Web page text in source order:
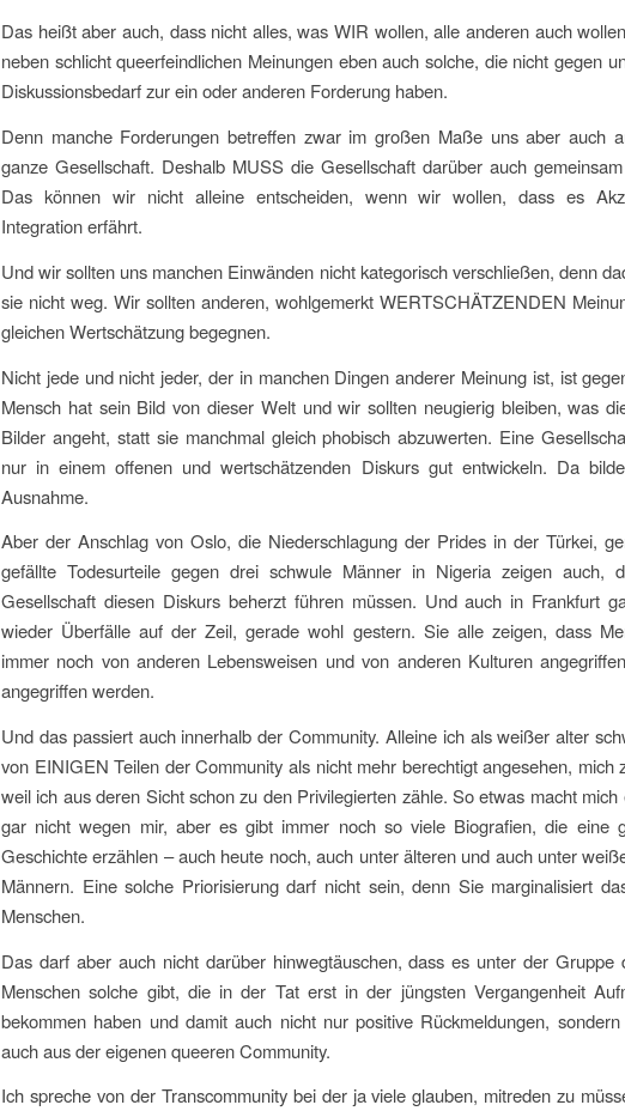
Das heißt aber auch, dass nicht alles, was WIR wollen, alle anderen auch
neben schlicht queerfeindlichen Meinungen eben auch solche, die nicht gegen
Diskussionsbedarf zur ein oder anderen Forderung haben.
Denn manche Forderungen betreffen zwar im großen Maße uns aber auch
ganze Gesellschaft. Deshalb MUSS die Gesellschaft darüber auch
Das können wir nicht alleine entscheiden, wenn wir wollen, dass es
Integration erfährt.
Und wir sollten uns manchen Einwänden nicht kategorisch verschließen, denn
sie nicht weg. Wir sollten anderen, wohlgemerkt WERTSCHÄTZENDEN
gleichen Wertschätzung begegnen.
Nicht jede und nicht jeder, der in manchen Dingen anderer Meinung ist, ist
Mensch hat sein Bild von dieser Welt und wir sollten neugierig bleiben, was
Bilder angeht, statt sie manchmal gleich phobisch abzuwerten. Eine
nur in einem offenen und wertschätzenden Diskurs gut entwickeln. Da
Ausnahme.
Aber der Anschlag von Oslo, die Niederschlagung der Prides in der Türkei,
gefällte Todesurteile gegen drei schwule Männer in Nigeria zeigen auch,
Gesellschaft diesen Diskurs beherzt führen müssen. Und auch in Frankfurt
wieder Überfälle auf der Zeil, gerade wohl gestern. Sie alle zeigen, dass
immer noch von anderen Lebensweisen und von anderen Kulturen
angegriffen werden.
Und das passiert auch innerhalb der Community. Alleine ich als weißer alter
von EINIGEN Teilen der Community als nicht mehr berechtigt angesehen, mich
weil ich aus deren Sicht schon zu den Privilegierten zähle. So etwas macht mich
gar nicht wegen mir, aber es gibt immer noch so viele Biografien, die eine
Geschichte erzählen – auch heute noch, auch unter älteren und auch unter
Männern. Eine solche Priorisierung darf nicht sein, denn Sie marginalisiert
Menschen.
Das darf aber auch nicht darüber hinwegtäuschen, dass es unter der Gruppe
Menschen solche gibt, die in der Tat erst in der jüngsten Vergangenheit
bekommen haben und damit auch nicht nur positive Rückmeldungen, sondern
auch aus der eigenen queeren Community.
Ich spreche von der Transcommunity bei der ja viele glauben, mitreden zu